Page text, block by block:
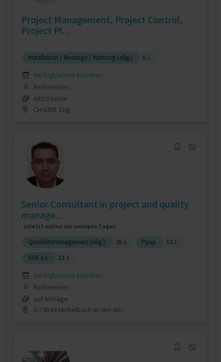
Project Management, Project Control,
Project Pl...
Installation / Montage / Wartung (allg.) 6 J.
Verfügbarkeit einsehen
0
Referenzen
€80/Stunde
CH-6301 Zug
Senior Consultant in project and quality
manage...
zuletzt online vor wenigen Tagen
Qualitätsmanagement (allg.) 20 J. Ppap
13 J.
VDA 6.x
13 J.
Verfügbarkeit einsehen
0
Referenzen
auf Anfrage
D-74544 Michelbach an der Bilz